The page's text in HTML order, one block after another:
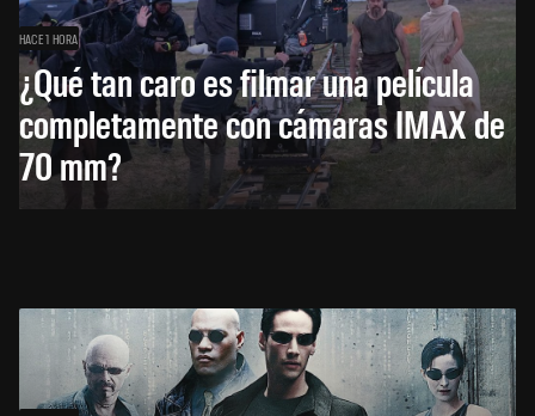
HACE 1 HORA
¿Qué tan caro es filmar una película
completamente con cámaras IMAX de
70 mm?